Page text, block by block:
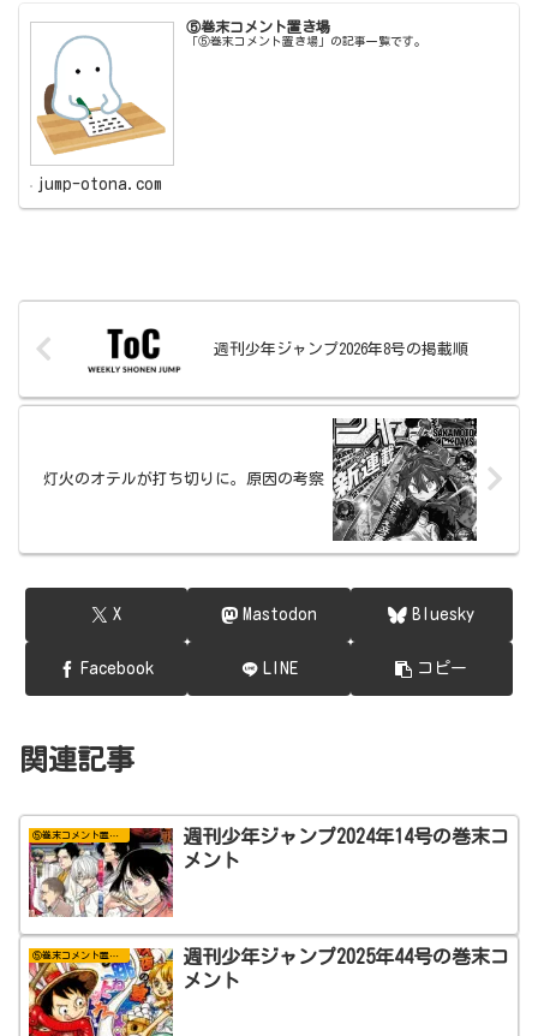
⑤巻末コメント置き場
「⑤巻末コメント置き場」の記事一覧です。
jump-otona.com
週刊少年ジャンプ2026年8号の掲載順
灯火のオテルが打ち切りに。原因の考察
X Mastodon Bluesky
Facebook LINE コピー
関連記事
⑤巻末コメント置き場
週刊少年ジャンプ2024年14号の巻末コ
メント
⑤巻末コメント置き場
週刊少年ジャンプ2025年44号の巻末コ
メント